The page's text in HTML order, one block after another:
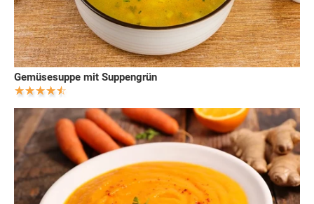
Gemüsesuppe mit Suppengrün